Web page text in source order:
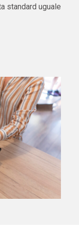
standard uguale